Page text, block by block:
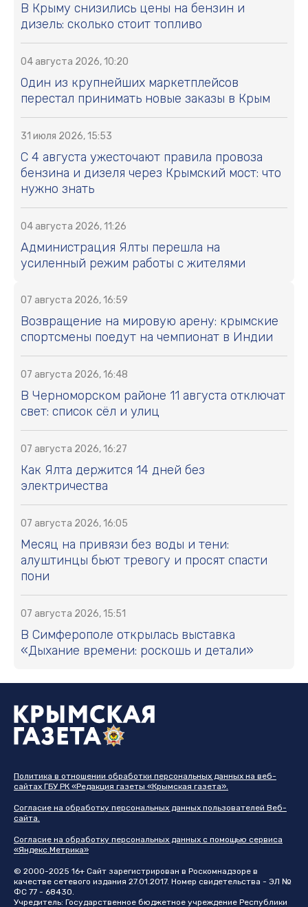
В Крыму снизились цены на бензин и
дизель: сколько стоит топливо
04 августа 2026, 10:20
Один из крупнейших маркетплейсов
перестал принимать новые заказы в Крым
31 июля 2026, 15:53
С 4 августа ужесточают правила провоза
бензина и дизеля через Крымский мост: что
нужно знать
04 августа 2026, 11:26
Администрация Ялты перешла на
усиленный режим работы с жителями
07 августа 2026, 16:59
Возвращение на мировую арену: крымские
спортсмены поедут на чемпионат в Индии
07 августа 2026, 16:48
В Черноморском районе 11 августа отключат
свет: список сёл и улиц
07 августа 2026, 16:27
Как Ялта держится 14 дней без
электричества
07 августа 2026, 16:05
Месяц на привязи без воды и тени:
алуштинцы бьют тревогу и просят спасти
пони
07 августа 2026, 15:51
В Симферополе открылась выставка
«Дыхание времени: роскошь и детали»
Политика в отношении обработки персональных данных на веб-
сайтах ГБУ РК «Редакция газеты «Крымская газета».
Согласие на обработку персональных данных пользователей Веб-
сайта.
Согласие на обработку персональных данных с помощью сервиса
«Яндекс.Метрика»
© 2000-2025 16+ Сайт зарегистрирован в Роскомнадзоре в
качестве сетевого издания 27.01.2017. Номер свидетельства - ЭЛ №
ФС 77 - 68430.
Учредитель: Государственное бюджетное учреждение Республики